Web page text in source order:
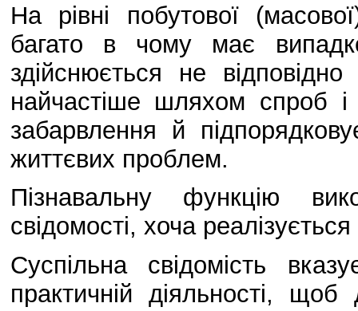
На рівні побутової
багато в чому має
здійснюється не
найчастіше шляхом спроб і
забарвлення й
життєвих проблем.
Пізнавальну функцію
свідомості, хоча
Суспільна свідомість
практичній діяльності, щоб